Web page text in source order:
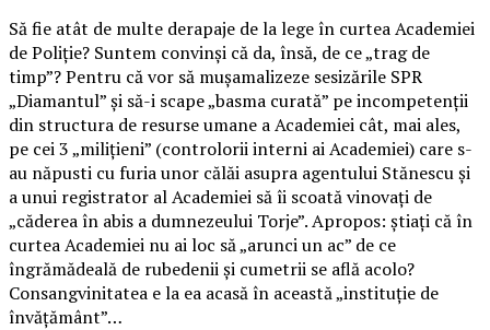
Să fie atât de multe derapaje de la lege în curtea Academiei
de Poliție? Suntem convinși că da, însă, de ce „trag de
timp”? Pentru că vor să mușamalizeze sesizările SPR
„Diamantul” și să-i scape „basma curată” pe incompetenții
din structura de resurse umane a Academiei cât, mai ales,
pe cei 3 „milițieni” (controlorii interni ai Academiei) care s-
au năpusti cu furia unor călăi asupra agentului Stănescu și
a unui registrator al Academiei să îi scoată vinovați de
„căderea în abis a dumnezeului Torje”. Apropos: știați că în
curtea Academiei nu ai loc să „arunci un ac” de ce
îngrămădeală de rubedenii și cumetrii se află acolo?
Consangvinitatea e la ea acasă în această „instituție de
învățământ”…